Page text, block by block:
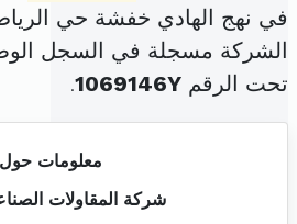
في نهج الهادي خفشة حي الرياض 4023
الشركة مسجلة في السجل
تحت الرقم 1069146Y
.
معلومات حول
شركة المقاولات